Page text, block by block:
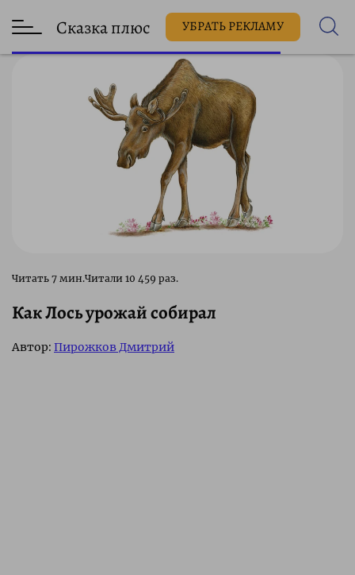
Сказка плюс УБРАТЬ РЕКЛАМУ
10 459 раз.
Как Лось урожай собирал
Автор: Пирожков Дмитрий